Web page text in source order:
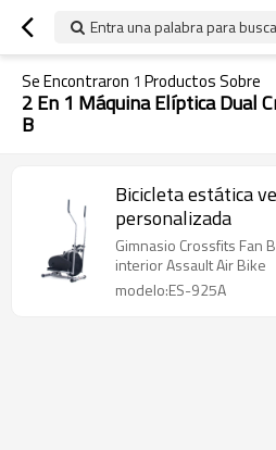
Entra una palabra para
Se Encontraron 1 Productos Sobre
2 En 1 Máquina Elíptica Dual
B
Bicicleta estática
personalizada
Gimnasio Crossfits Fan
interior Assault Air Bike
modelo:ES-925A